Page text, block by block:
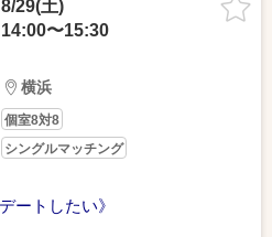
8/29(土)
14:00〜15:30
横浜
個室8対8
シングルマッチング
ートしたい》